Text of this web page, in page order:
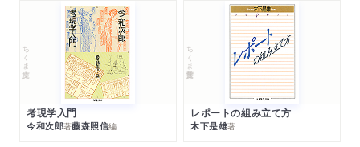
ちくま文庫
考現学入門
今和次郎著藤森照信編
ちくま学芸文庫
レポートの組み立て方
木下是雄著